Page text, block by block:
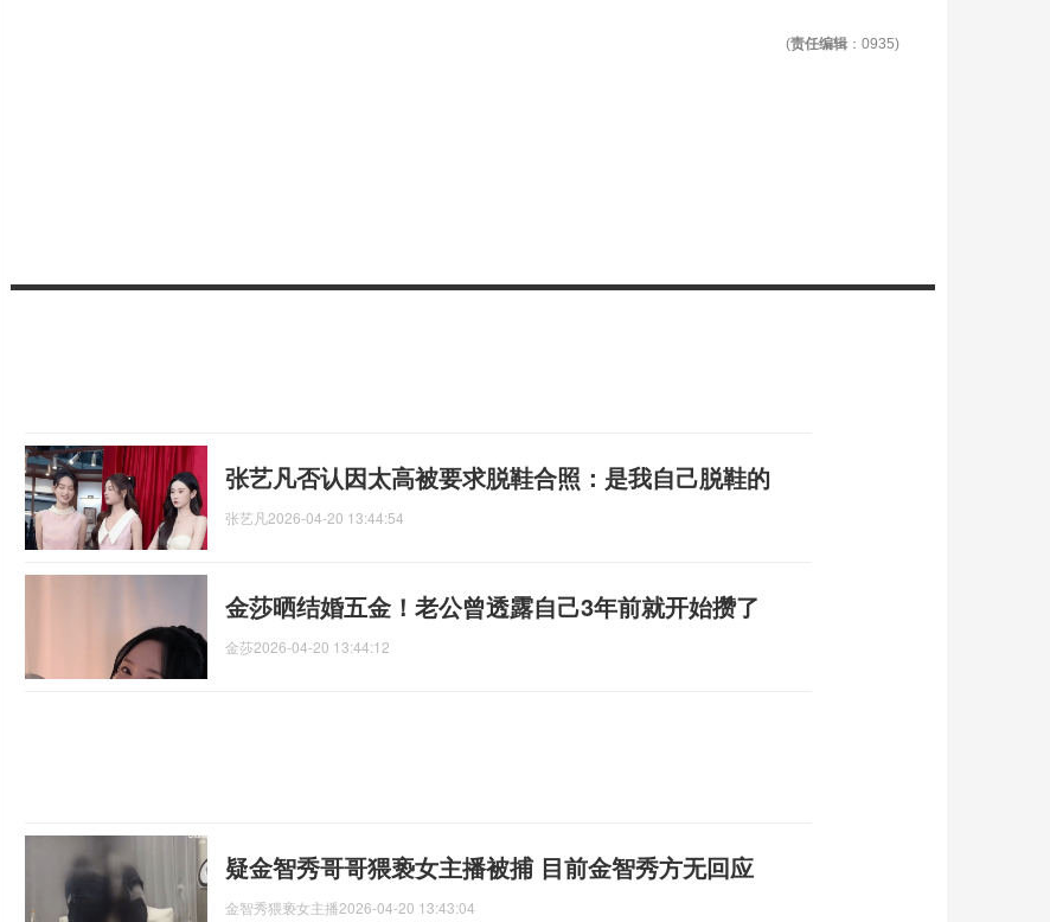
(责任编辑 ：0935)
张艺凡否认因太高被要求脱鞋合照：是我自己脱鞋的
张艺凡2026-04-20 13:44:54
金莎晒结婚五金！老公曾透露自己3年前就开始攒了
金莎2026-04-20 13:44:12
疑金智秀哥哥猥亵女主播被捕 目前金智秀方无回应
金智秀猥亵女主播2026-04-20 13:43:04